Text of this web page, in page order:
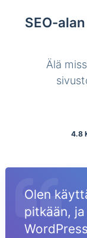
SEO-
Älä
4.8
Olen
pitkään,